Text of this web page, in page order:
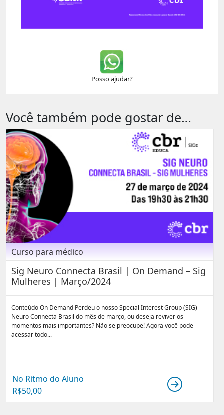
Posso ajudar?
Você também pode gostar de…
Curso para médico
Sig Neuro Connecta Brasil | On Demand – Sig
Mulheres | Março/2024
Conteúdo On Demand Perdeu o nosso Special Interest Group (SIG)
Neuro Connecta Brasil do mês de março, ou deseja reviver os
momentos mais importantes? Não se preocupe! Agora você pode
acessar todo...
No Ritmo do Aluno
R$50,00